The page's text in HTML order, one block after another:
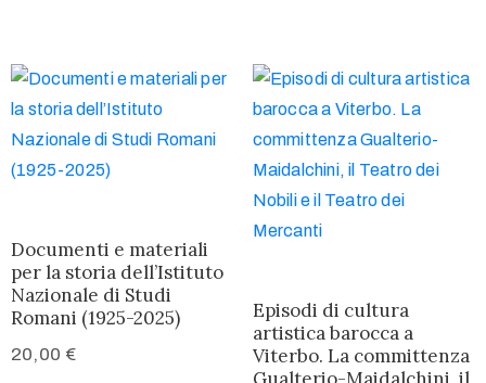
Documenti e materiali
per la storia dell’Istituto
Nazionale di Studi
Romani (1925-2025)
20,00 €
Episodi di cultura
artistica barocca a
Viterbo. La committenza